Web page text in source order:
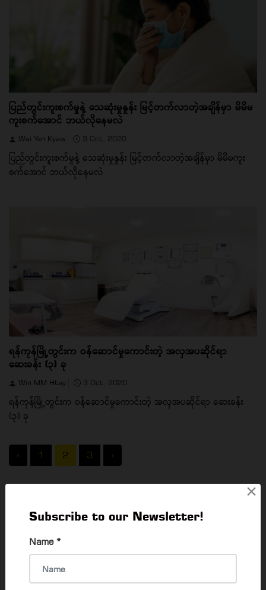
×
Subscribe to our Newsletter!
Name *
ပြည်တွင်းကူးစက်မှုနဲ့ သေဆုံးမှုနှုန်း မြင့်တက်လာတဲ့အချိန်မှာ မိမိမ
ကူးစက်အောင် ဘယ်လိုနေမလဲ
Wai Yan Kyaw 3 Oct, 2020
ပြည်တွင်းကူးစက်မှုနဲ့ သေဆုံးမှုနှုန်း မြင့်တက်လာတဲ့အချိန်မှာ မိမိမကူး
စက်အောင် ဘယ်လိုနေမလဲ
ရန်ကုန်မြို့တွင်းက ဝန်ဆောင်မှုကောင်းတဲ့ အလှအပဆိုင်ရာ
ဆေးခန်း (၃) ခု
Win MM Htay 3 Oct, 2020
ရန်ကုန်မြို့တွင်းက ဝန်ဆောင်မှုကောင်းတဲ့ အလှအပဆိုင်ရာ ဆေးခန်း
(၃) ခု
‹ 1 2 3 ›
Things To Do